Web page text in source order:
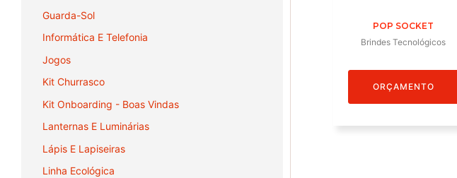
Guarda-Sol
Informática E Telefonia
Jogos
Kit Churrasco
Kit Onboarding - Boas Vindas
Lanternas E Luminárias
Lápis E Lapiseiras
Linha Ecológica
POP SOCKET
Brindes Tecnológicos
ORÇAMENTO